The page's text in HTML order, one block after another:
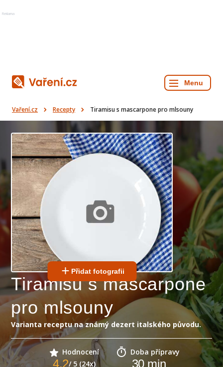
Reklama
Vaření.cz Recepty Tiramisu s mascarpone pro mlsouny
Přidat fotografii
Tiramisu s mascarpone
pro mlsouny
Varianta receptu na známý dezert italského původu.
Hodnocení
4.2/ 5 (24x)
Doba přípravy
30min